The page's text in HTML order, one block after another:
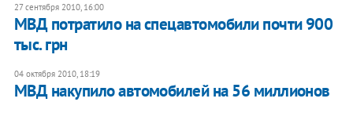
27 сентября 2010, 16:00
МВД потратило на спецавтомобили почти 900
тыс. грн
04 октября 2010, 18:19
МВД накупило автомобилей на 56 миллионов